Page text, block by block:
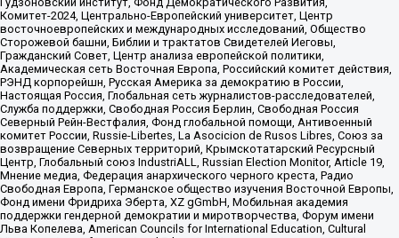
Комитет-2024, Центрально-Европейский университет, Центр
восточноевропейских и международных исследований, Общество
Сторожевой башни, Библии и трактатов Свидетелей Иеговы,
Гражданский Совет, Центр анализа европейской политики,
Академическая сеть Восточная Европа, Российский комитет действия,
РЭНД корпорейшн, Русская Америка за демократию в России,
Настоящая Россия, Глобальная сеть журналистов-расследователей,
Служба поддержки, Свободная Россия Берлин, Свободная Россия
Северный Рейн-Вестфалия, Фонд глобальной помощи, Антивоенный
комитет России, Russie-Libertes, La Asocicion de Rusos Libres, Союз за
возвращение Северных территорий, Крымскотатарский Ресурсный
Центр, Глобальный союз IndustriALL, Russian Election Monitor, Article 19,
Мнение медиа, Федерация анархического черного креста, Радио
Свободная Европа, Германское общество изучения Восточной Европы,
Фонд имени Фридриха Эберта, XZ gGmbH, Мобильная академия
поддержки гендерной демократии и миротворчества, Форум имени
Льва Копелева, American Councils for International Education, Cultural